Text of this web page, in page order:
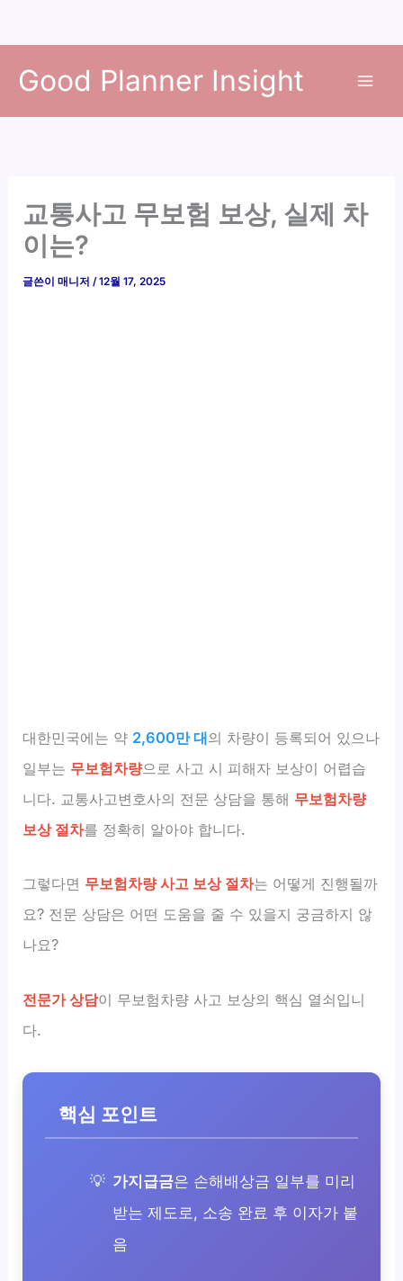
Good Planner Insight
교통사고 무보험 보상, 실제 차
이는?
글쓴이매니저/12월 17, 2025
대한민국에는 약 2,600만 대의 차량이 등록되어 있으나
일부는 무보험차량으로 사고 시 피해자 보상이 어렵습
니다. 교통사고변호사의 전문 상담을 통해 무보험차량
보상 절차를 정확히 알아야 합니다.
그렇다면 무보험차량 사고 보상 절차는 어떻게 진행될까
요? 전문 상담은 어떤 도움을 줄 수 있을지 궁금하지 않
나요?
전문가 상담이 무보험차량 사고 보상의 핵심 열쇠입니
다.
핵심 포인트
가지급금은 손해배상금 일부를 미리
받는 제도로, 소송 완료 후 이자가 붙
음